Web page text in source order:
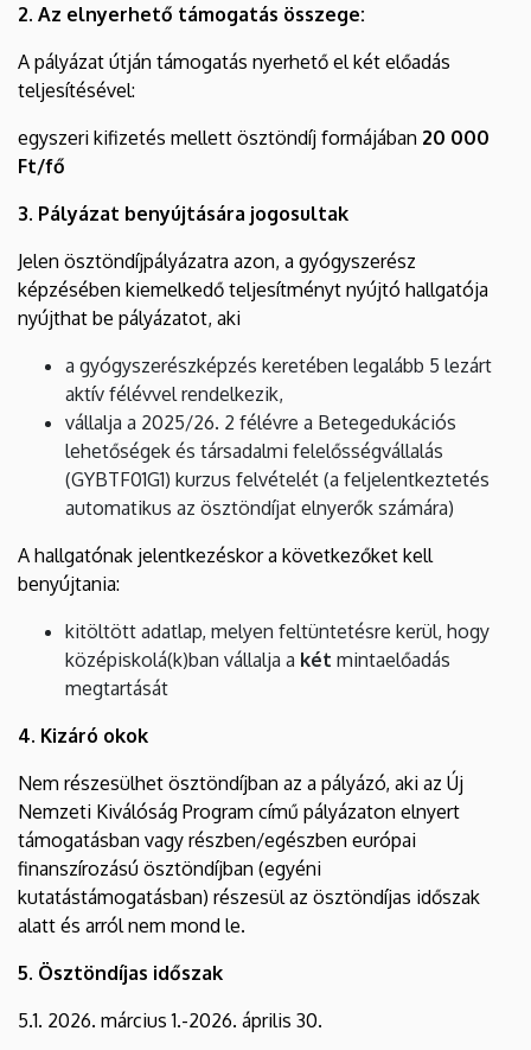
2. Az elnyerhető támogatás összege:
A pályázat útján támogatás nyerhető el két előadás
teljesítésével:
egyszeri kifizetés mellett ösztöndíj formájában 20 000
Ft/fő
3. Pályázat benyújtására jogosultak
Jelen ösztöndíjpályázatra azon, a gyógyszerész
képzésében kiemelkedő teljesítményt nyújtó hallgatója
nyújthat be pályázatot, aki
a gyógyszerészképzés keretében legalább 5 lezárt
aktív félévvel rendelkezik,
vállalja a 2025/26. 2 félévre a Betegedukációs
lehetőségek és társadalmi felelősségvállalás
(GYBTF01G1) kurzus felvételét (a feljelentkeztetés
automatikus az ösztöndíjat elnyerők számára)
A hallgatónak jelentkezéskor a következőket kell
benyújtania:
kitöltött adatlap, melyen feltüntetésre kerül, hogy
középiskolá(k)ban vállalja a két mintaelőadás
megtartását
4. Kizáró okok
Nem részesülhet ösztöndíjban az a pályázó, aki az Új
Nemzeti Kiválóság Program című pályázaton elnyert
támogatásban vagy részben/egészben európai
finanszírozású ösztöndíjban (egyéni
kutatástámogatásban) részesül az ösztöndíjas időszak
alatt és arról nem mond le.
5. Ösztöndíjas időszak
5.1. 2026. március 1.-2026. április 30.